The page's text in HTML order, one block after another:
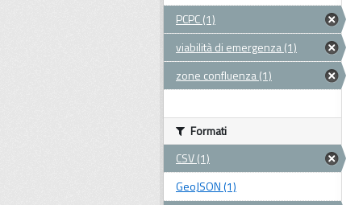
PCPC (1)
viabilità di emergenza (1)
zone confluenza (1)
Formati
CSV (1)
GeoJSON (1)